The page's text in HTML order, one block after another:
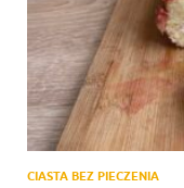
CIASTA BEZ PIECZENIA